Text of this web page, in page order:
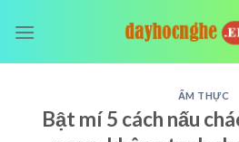
ẨM THỰC
Bật mí 5 cách nấu